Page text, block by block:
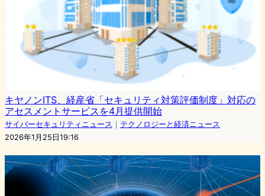
キヤノンITS、経産省「セキュリティ対策評価制度」対応の
アセスメントサービスを4月提供開始
サイバーセキュリティニュース ｜ テクノロジーと経済ニュース
2026年1月25日19:16